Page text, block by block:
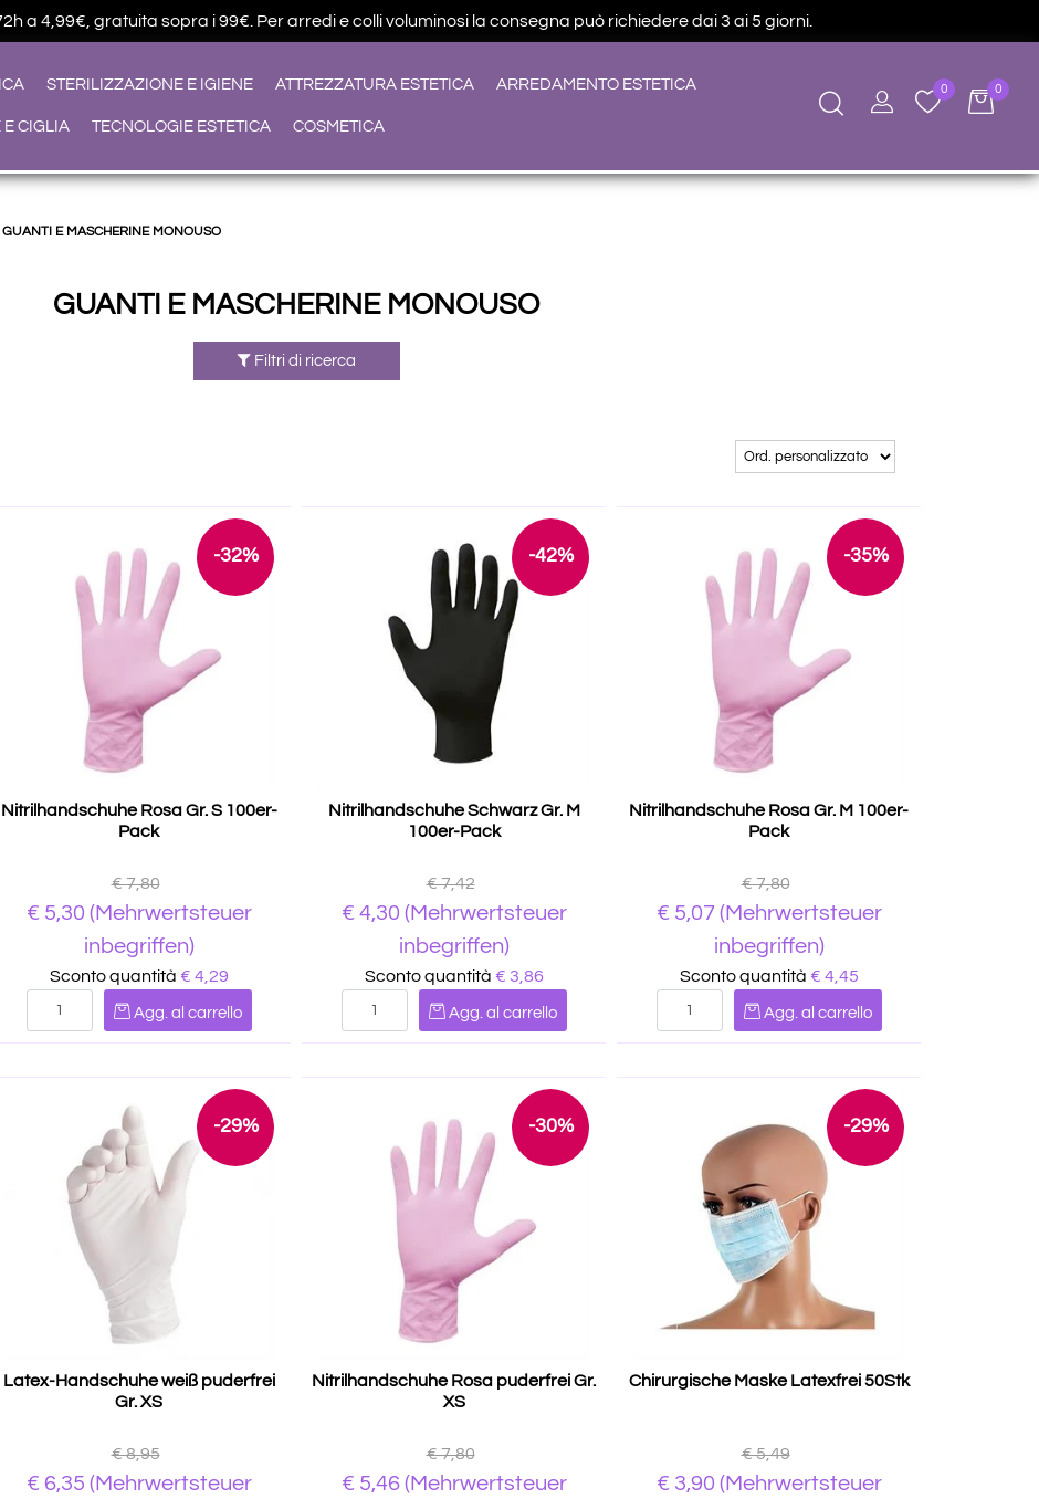
a 4,99€, gratuita sopra i 99€. Per arredi e colli voluminosi la consegna può richiedere dai 3 ai 5 giorni.
STERILIZZAZIONE E IGIENE ATTREZZATURA ESTETICA ARREDAMENTO ESTETICA
E CIGLIA TECNOLOGIE ESTETICA COSMETICA
0 0
GUANTI E MASCHERINE MONOUSO
GUANTI E MASCHERINE MONOUSO
Filtri di ricerca
-32%
Nitrilhandschuhe Rosa Gr. S 100er-
Pack
€ 7,80
€ 5,30 (Mehrwertsteuer
inbegriffen)
Sconto quantità € 4,29
Quantità
Agg. al carrello
-42%
Nitrilhandschuhe Schwarz Gr. M
100er-Pack
€ 7,42
€ 4,30 (Mehrwertsteuer
inbegriffen)
Sconto quantità € 3,86
Quantità
Agg. al carrello
-35%
Nitrilhandschuhe Rosa Gr. M 100er-
Pack
€ 7,80
€ 5,07 (Mehrwertsteuer
inbegriffen)
Sconto quantità € 4,45
Quantità
Agg. al carrello
-29%
Latex-Handschuhe weiß puderfrei
Gr. XS
€ 8,95
€ 6,35 (Mehrwertsteuer
-30%
Nitrilhandschuhe Rosa puderfrei Gr.
XS
€ 7,80
€ 5,46(Mehrwertsteuer
-29%
Chirurgische Maske Latexfrei 50Stk
€ 5,49
€ 3,90 (Mehrwertsteuer